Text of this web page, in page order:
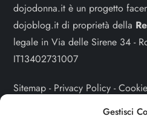
Gestisci
dojodonna.it è un progetto
dojoblog.it di proprietà della
legale in Via delle Sirene 34 -
IT13402731007
Sitemap - Privacy Policy -